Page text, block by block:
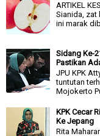
ARTIKEL
Sianida, zat
ini marak
Sidang Ke-
Pastikan
JPU KPK
tuntutan
Mojokerto
KPK Cecar
Ke Jepang
Rita